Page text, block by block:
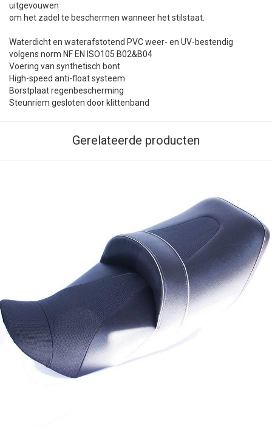
uitgevouwen
om het zadel te beschermen wanneer het stilstaat.
Waterdicht en waterafstotend PVC weer- en UV-bestendig
volgens norm NF EN ISO105 B02&B04
Voering van synthetisch bont
High-speed anti-float systeem
Borstplaat regenbescherming
Steunriem gesloten door klittenband
Gerelateerde producten